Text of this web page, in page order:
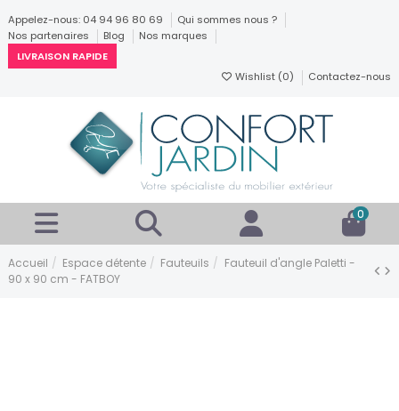
Appelez-nous: 04 94 96 80 69
Qui sommes nous ?
Nos partenaires
Blog
Nos marques
LIVRAISON RAPIDE
Wishlist (0) Contactez-nous
0
Accueil Espace détente Fauteuils
Fauteuil d'angle Paletti -
90 x 90 cm - FATBOY